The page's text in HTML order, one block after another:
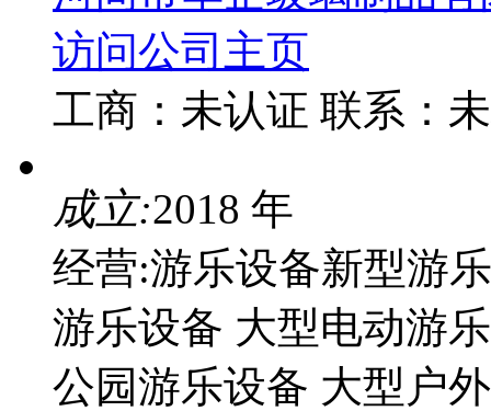
访问公司主页
工商： 未认证 联系：
成立:2018 年
经营:游乐设备新型游
游乐设备 大型电动游
公园游乐设备 大型户